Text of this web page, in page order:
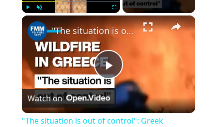
×
Play
Video
"The situation is out of control": Greek firefighters battle wildfire for fourth day
Watch on
"The situation is out of control": Greek